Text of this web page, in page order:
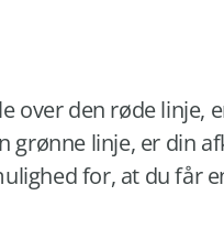
over den røde linje,
grønne linje, er din
for, at du får